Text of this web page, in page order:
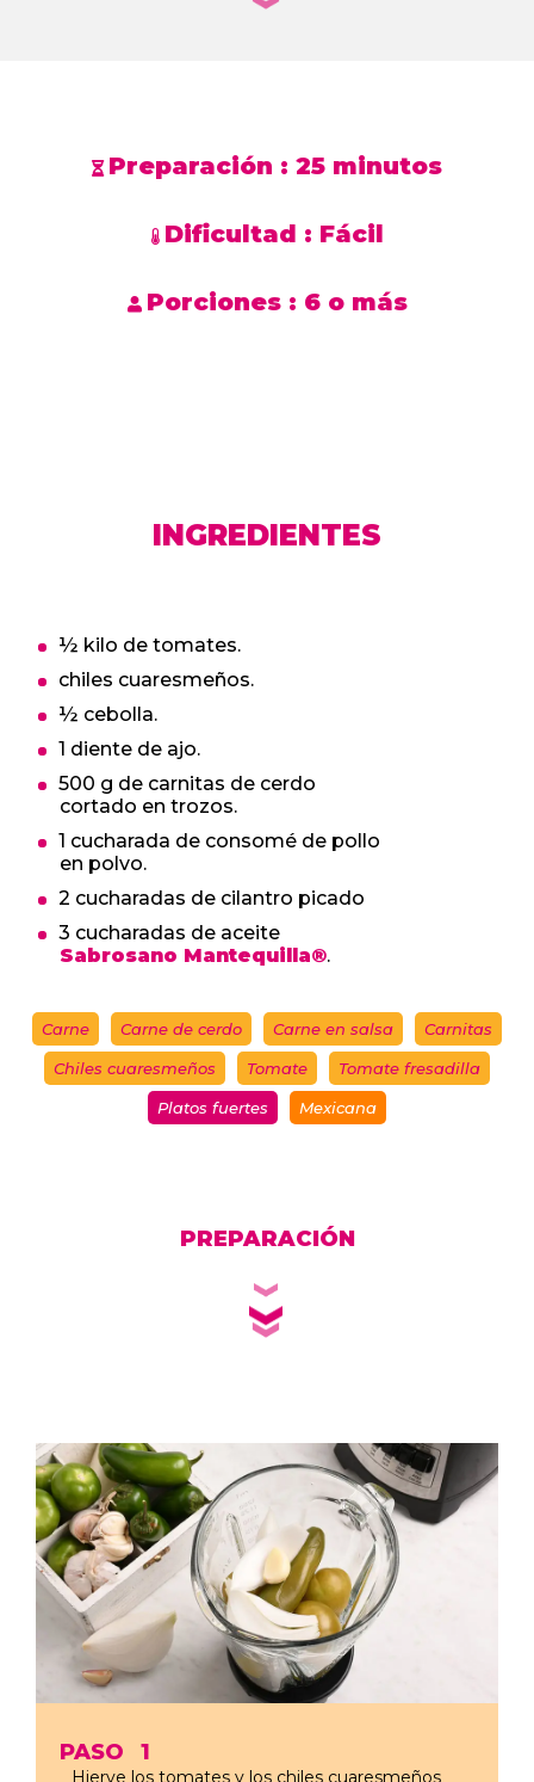
Preparación : 25 minutos
Dificultad : Fácil
Porciones : 6 o más
INGREDIENTES
½ kilo de tomates.
chiles cuaresmeños.
½ cebolla.
1 diente de ajo.
500 g de carnitas de cerdo
cortado en trozos.
1 cucharada de consomé de pollo
en polvo.
2 cucharadas de cilantro picado
3 cucharadas de aceite
Sabrosano Mantequilla®.
Carne Carne de cerdo Carne en salsa Carnitas
Chiles cuaresmeños Tomate Tomate fresadilla
Platos fuertes Mexicana
PREPARACIÓN
PASO 1
Hierve los tomates y los chiles cuaresmeños